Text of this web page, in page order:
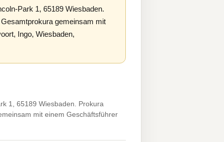
Park 1, 65189 Wiesbaden.
gemeinsam mit
Ingo, Wiesbaden,
1, 65189 Wiesbaden. Prokura
mit einem Geschäftsführer